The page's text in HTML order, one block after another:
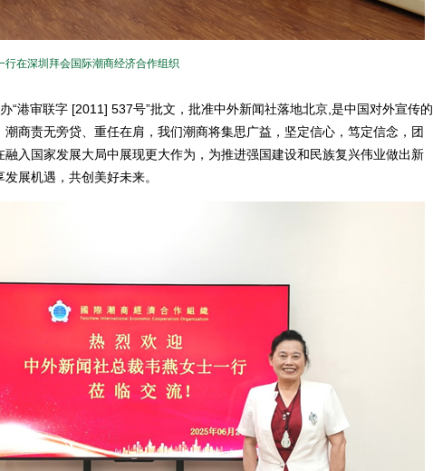
在深圳拜会国际潮商经济合作组织
审联字 [2011] 537号”批文，批准中外新闻社落地北京,是中国对外宣传的
商责无旁贷、重任在肩，我们潮商将集思广益，坚定信心，笃定信念，团
入国家发展大局中展现更大作为，为推进强国建设和民族复兴伟业做出新
展机遇，共创美好未来。